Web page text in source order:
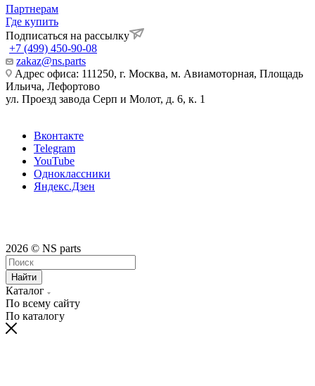
Партнерам
Где купить
Подписаться на рассылку
+7 (499) 450-90-08
zakaz@ns.parts
Адрес офиса: 111250, г. Москва, м. Авиамоторная, Площадь
Ильича, Лефортово
ул. Проезд завода Серп и Молот, д. 6, к. 1
Вконтакте
Telegram
YouTube
Одноклассники
Яндекс.Дзен
2026 © NS parts
Найти
Каталог
По всему сайту
По каталогу